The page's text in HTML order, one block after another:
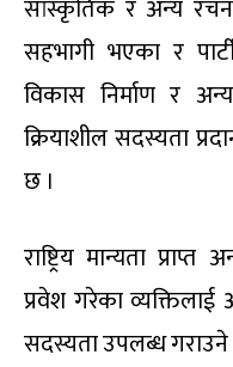
सांस्कृतिक र अन्य
सहभागी भएका र
विकास निर्माण र
क्रियाशील सदस्यता
छ ।
राष्ट्रिय मान्यता
प्रवेश गरेका व्यक्तिलाई
सदस्यता उपलब्ध गराउने